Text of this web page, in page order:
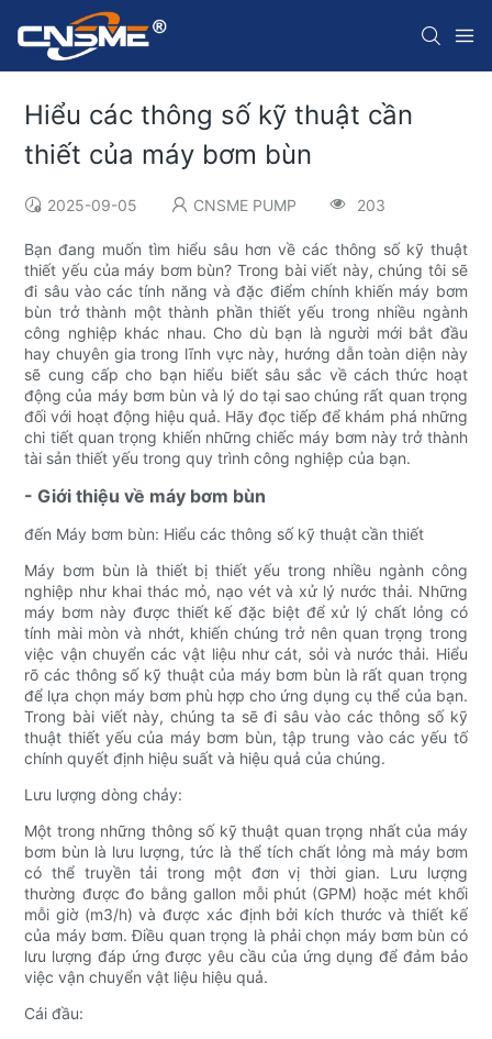
Hiểu các thông số kỹ thuật cần
thiết của máy bơm bùn
2025-09-05 CNSME PUMP 203
Bạn đang muốn tìm hiểu sâu hơn về các thông số kỹ thuật
thiết yếu của máy bơm bùn? Trong bài viết này, chúng tôi sẽ
đi sâu vào các tính năng và đặc điểm chính khiến máy bơm
bùn trở thành một thành phần thiết yếu trong nhiều ngành
công nghiệp khác nhau. Cho dù bạn là người mới bắt đầu
hay chuyên gia trong lĩnh vực này, hướng dẫn toàn diện này
sẽ cung cấp cho bạn hiểu biết sâu sắc về cách thức hoạt
động của máy bơm bùn và lý do tại sao chúng rất quan trọng
đối với hoạt động hiệu quả. Hãy đọc tiếp để khám phá những
chi tiết quan trọng khiến những chiếc máy bơm này trở thành
tài sản thiết yếu trong quy trình công nghiệp của bạn.
- Giới thiệu về máy bơm bùn
đến Máy bơm bùn: Hiểu các thông số kỹ thuật cần thiết
Máy bơm bùn là thiết bị thiết yếu trong nhiều ngành công
nghiệp như khai thác mỏ, nạo vét và xử lý nước thải. Những
máy bơm này được thiết kế đặc biệt để xử lý chất lỏng có
tính mài mòn và nhớt, khiến chúng trở nên quan trọng trong
việc vận chuyển các vật liệu như cát, sỏi và nước thải. Hiểu
rõ các thông số kỹ thuật của máy bơm bùn là rất quan trọng
để lựa chọn máy bơm phù hợp cho ứng dụng cụ thể của bạn.
Trong bài viết này, chúng ta sẽ đi sâu vào các thông số kỹ
thuật thiết yếu của máy bơm bùn, tập trung vào các yếu tố
chính quyết định hiệu suất và hiệu quả của chúng.
Lưu lượng dòng chảy:
Một trong những thông số kỹ thuật quan trọng nhất của máy
bơm bùn là lưu lượng, tức là thể tích chất lỏng mà máy bơm
có thể truyền tải trong một đơn vị thời gian. Lưu lượng
thường được đo bằng gallon mỗi phút (GPM) hoặc mét khối
mỗi giờ (m3/h) và được xác định bởi kích thước và thiết kế
của máy bơm. Điều quan trọng là phải chọn máy bơm bùn có
lưu lượng đáp ứng được yêu cầu của ứng dụng để đảm bảo
việc vận chuyển vật liệu hiệu quả.
Cái đầu: